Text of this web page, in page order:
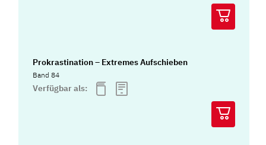
Prokrastination – Extremes Aufschieben
Band 84
Verfügbar als: